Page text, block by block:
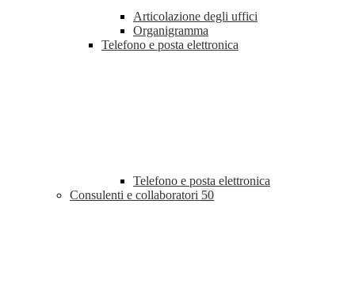
Articolazione degli uffici
Organigramma
Telefono e posta elettronica
Telefono e posta elettronica
Consulenti e collaboratori 50